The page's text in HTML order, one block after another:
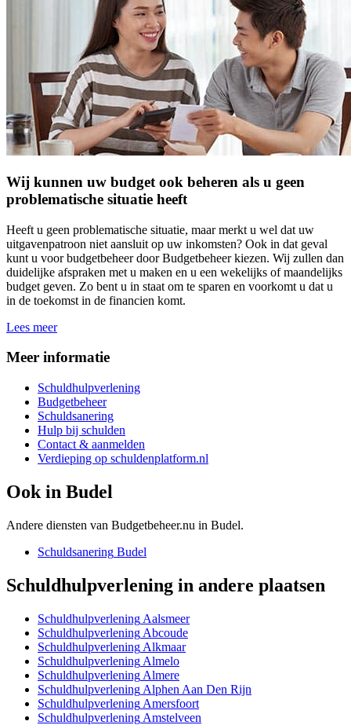
Wij kunnen uw budget ook beheren als u geen
problematische situatie heeft
Heeft u geen problematische situatie, maar merkt u wel dat uw
uitgavenpatroon niet aansluit op uw inkomsten? Ook in dat geval
kunt u voor budgetbeheer door Budgetbeheer kiezen. Wij zullen dan
duidelijke afspraken met u maken en u een wekelijks of maandelijks
budget geven. Zo bent u in staat om te sparen en voorkomt u dat u
in de toekomst in de financien komt.
Lees meer
Meer informatie
Schuldhulpverlening
Budgetbeheer
Schuldsanering
Hulp bij schulden
Contact & aanmelden
Verdieping op schuldenplatform.nl
Ook in Budel
Andere diensten van Budgetbeheer.nu in Budel.
Schuldsanering Budel
Schuldhulpverlening in andere plaatsen
Schuldhulpverlening Aalsmeer
Schuldhulpverlening Abcoude
Schuldhulpverlening Alkmaar
Schuldhulpverlening Almelo
Schuldhulpverlening Almere
Schuldhulpverlening Alphen Aan Den Rijn
Schuldhulpverlening Amersfoort
Schuldhulpverlening Amstelveen